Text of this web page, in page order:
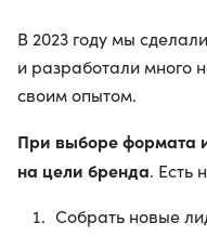
В 2023 году мы
и разработали много
своим опытом.
При выборе формата
на цели бренда. Есть
Собрать новые